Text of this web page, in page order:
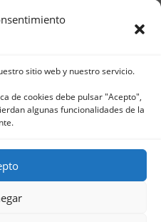
sitio web y nuestro servicio.
de cookies debe pulsar "Acepto",
algunas funcionalidades de la
- Muelle Norte s/n |
Tel. 965 791 025 | Fax.